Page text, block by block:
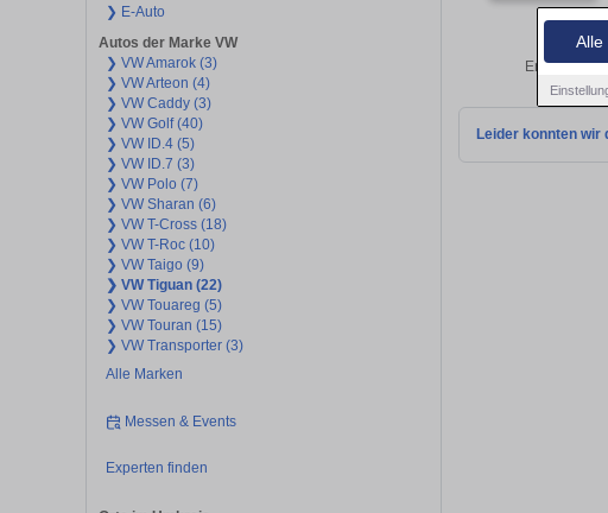
Alle
❯ E-Auto
Autos der Marke VW
❯ VW Amarok (3)
❯ VW Arteon (4)
❯ VW Caddy (3)
❯ VW Golf (40)
❯ VW ID.4 (5)
❯ VW ID.7 (3)
❯ VW Polo (7)
❯ VW Sharan (6)
❯ VW T-Cross (18)
❯ VW T-Roc (10)
❯ VW Taigo (9)
❯ VW Tiguan (22)
❯ VW Touareg (5)
❯ VW Touran (15)
❯ VW Transporter (3)
Alle Marken
Messen & Events
Experten finden
Entdecken
Leider konnten wir